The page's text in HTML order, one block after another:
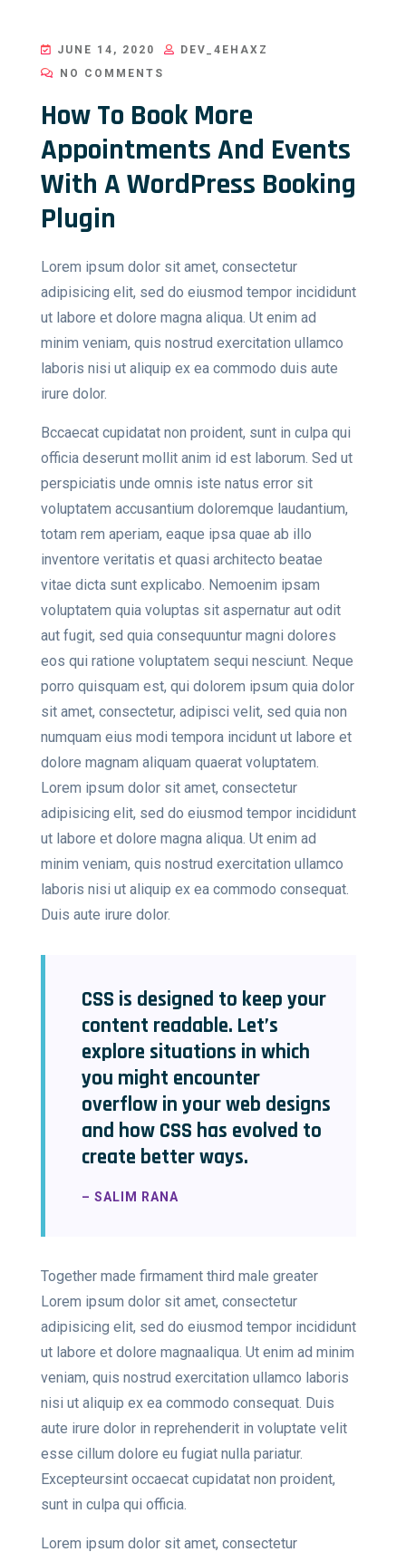
JUNE 14, 2020
DEV_4EHAXZ
NO COMMENTS
How To Book More
Appointments And Events
With A WordPress Booking
Plugin
Lorem ipsum dolor sit amet, consectetur
adipisicing elit, sed do eiusmod tempor incididunt
ut labore et dolore magna aliqua. Ut enim ad
minim veniam, quis nostrud exercitation ullamco
laboris nisi ut aliquip ex ea commodo duis aute
irure dolor.
Bccaecat cupidatat non proident, sunt in culpa qui
officia deserunt mollit anim id est laborum. Sed ut
perspiciatis unde omnis iste natus error sit
voluptatem accusantium doloremque laudantium,
totam rem aperiam, eaque ipsa quae ab illo
inventore veritatis et quasi architecto beatae
vitae dicta sunt explicabo. Nemoenim ipsam
voluptatem quia voluptas sit aspernatur aut odit
aut fugit, sed quia consequuntur magni dolores
eos qui ratione voluptatem sequi nesciunt. Neque
porro quisquam est, qui dolorem ipsum quia dolor
sit amet, consectetur, adipisci velit, sed quia non
numquam eius modi tempora incidunt ut labore et
dolore magnam aliquam quaerat voluptatem.
Lorem ipsum dolor sit amet, consectetur
adipisicing elit, sed do eiusmod tempor incididunt
ut labore et dolore magna aliqua. Ut enim ad
minim veniam, quis nostrud exercitation ullamco
laboris nisi ut aliquip ex ea commodo consequat.
Duis aute irure dolor.
CSS is designed to keep your
content readable. Let’s
explore situations in which
you might encounter
overflow in your web designs
and how CSS has evolved to
create better ways.
– SALIM RANA
Together made firmament third male greater
Lorem ipsum dolor sit amet, consectetur
adipisicing elit, sed do eiusmod tempor incididunt
ut labore et dolore magnaaliqua. Ut enim ad minim
veniam, quis nostrud exercitation ullamco laboris
nisi ut aliquip ex ea commodo consequat. Duis
aute irure dolor in reprehenderit in voluptate velit
esse cillum dolore eu fugiat nulla pariatur.
Excepteursint occaecat cupidatat non proident,
sunt in culpa qui officia.
Lorem ipsum dolor sit amet, consectetur